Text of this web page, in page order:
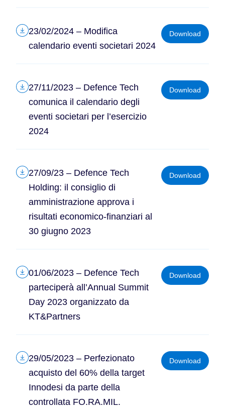
23/02/2024 – Modifica
calendario eventi societari 2024
Download
27/11/2023 – Defence Tech
comunica il calendario degli
eventi societari per l’esercizio
2024
Download
27/09/23 – Defence Tech
Holding: il consiglio di
amministrazione approva i
risultati economico-finanziari al
30 giugno 2023
Download
01/06/2023 – Defence Tech
parteciperà all’Annual Summit
Day 2023 organizzato da
KT&Partners
Download
29/05/2023 – Perfezionato
acquisto del 60% della target
Innodesi da parte della
controllata FO.RA.MIL.
Download